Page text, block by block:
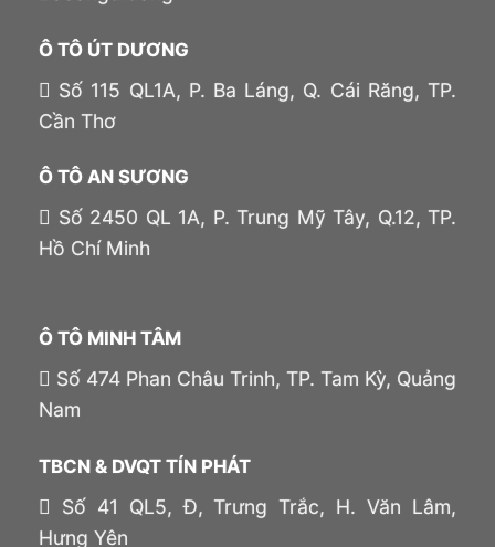
Ô TÔ ÚT DƯƠNG
Số 115 QL1A, P. Ba Láng, Q. Cái Răng, TP.
Cần Thơ
Ô TÔ AN SƯƠNG
Số 2450 QL 1A, P. Trung Mỹ Tây, Q.12, TP.
Hồ Chí Minh
Ô TÔ MINH TÂM
Số 474 Phan Châu Trinh, TP. Tam Kỳ, Quảng
Nam
TBCN & DVQT TÍN PHÁT
Số 41 QL5, Đ, Trưng Trắc, H. Văn Lâm,
Hưng Yên